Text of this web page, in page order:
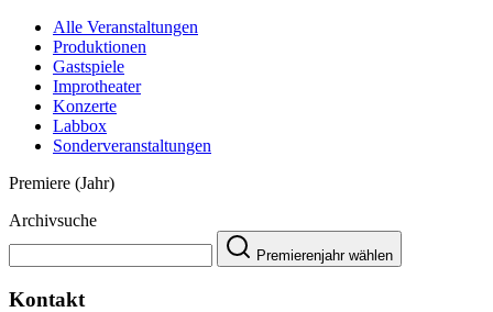
Alle Veranstaltungen
Produktionen
Gastspiele
Improtheater
Konzerte
Labbox
Sonderveranstaltungen
Premiere (Jahr)
Archivsuche
Premierenjahr wählen
Kontakt